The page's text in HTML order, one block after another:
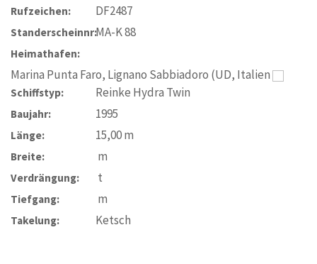
Rufzeichen: DF2487
Standerscheinnr:MA-K 88
Heimathafen:
Marina Punta Faro, Lignano Sabbiadoro (UD, Italien
Schiffstyp: Reinke Hydra Twin
Baujahr: 1995
Länge: 15,00m
Breite: m
Verdrängung: t
Tiefgang: m
Takelung: Ketsch